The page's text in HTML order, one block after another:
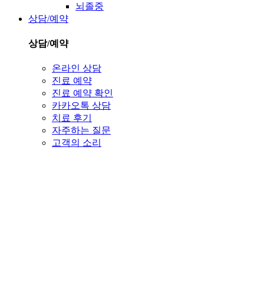
뇌졸중
상담/예약
상담/예약
온라인 상담
진료 예약
진료 예약 확인
카카오톡 상담
치료 후기
자주하는 질문
고객의 소리